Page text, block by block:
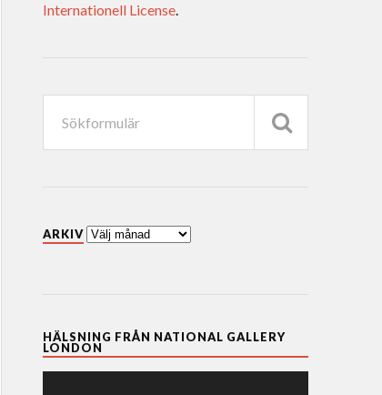
Internationell License.
ARKIV
HÄLSNING FRÅN NATIONAL GALLERY
LONDON